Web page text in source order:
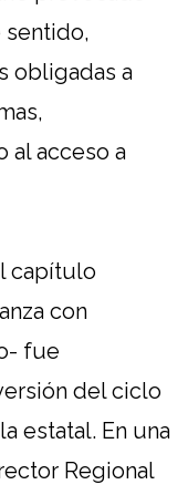
sentido,
obligadas a
al acceso a
capítulo
con
fue
del ciclo
estatal. En una
Regional